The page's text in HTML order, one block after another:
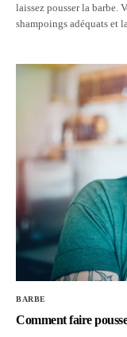
laissez pousser la barbe.
shampoings adéquats
BARBE
Comment faire